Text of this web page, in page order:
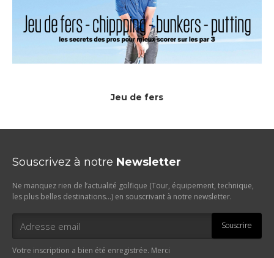
Jeu de fers
Souscrivez à notre Newsletter
Ne manquez rien de l’actualité golfique (Tour, équipement, technique,
les plus belles destinations…) en souscrivant à notre newsletter.
Souscrire
Votre inscription a bien été enregistrée. Merci